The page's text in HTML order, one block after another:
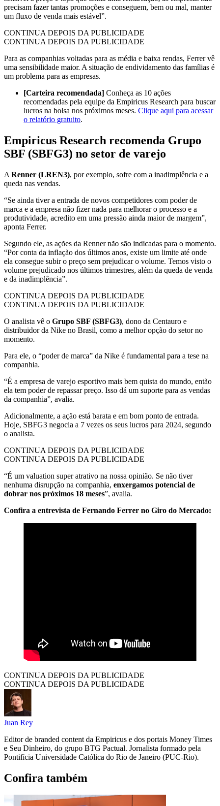
precisam fazer tantas promoções e conseguem, bem ou mal, manter
um fluxo de venda mais estável”.
CONTINUA DEPOIS DA PUBLICIDADE
CONTINUA DEPOIS DA PUBLICIDADE
Para as companhias voltadas para as média e baixa rendas, Ferrer vê
uma sensibilidade maior. A situação de endividamento das famílias é
um problema para as empresas.
[Carteira recomendada] Conheça as 10 ações
recomendadas pela equipe da Empiricus Research para buscar
lucros na bolsa nos próximos meses. Clique aqui para acessar
o relatório gratuito.
Empiricus Research recomenda Grupo
SBF (SBFG3) no setor de varejo
A Renner (LREN3), por exemplo, sofre com a inadimplência e a
queda nas vendas.
“Se ainda tiver a entrada de novos competidores com poder de
marca e a empresa não fizer nada para melhorar o processo e a
produtividade, acredito em uma pressão ainda maior de margem”,
aponta Ferrer.
Segundo ele, as ações da Renner não são indicadas para o momento.
“Por conta da inflação dos últimos anos, existe um limite até onde
ela consegue subir o preço sem prejudicar o volume. Temos visto o
volume prejudicado nos últimos trimestres, além da queda de venda
e da inadimplência”.
CONTINUA DEPOIS DA PUBLICIDADE
CONTINUA DEPOIS DA PUBLICIDADE
O analista vê o Grupo SBF (SBFG3), dono da Centauro e
distribuidor da Nike no Brasil, como a melhor opção do setor no
momento.
Para ele, o “poder de marca” da Nike é fundamental para a tese na
companhia.
“É a empresa de varejo esportivo mais bem quista do mundo, então
ela tem poder de repassar preço. Isso dá um suporte para as vendas
da companhia”, avalia.
Adicionalmente, a ação está barata e em bom ponto de entrada.
Hoje, SBFG3 negocia a 7 vezes os seus lucros para 2024, segundo
o analista.
CONTINUA DEPOIS DA PUBLICIDADE
CONTINUA DEPOIS DA PUBLICIDADE
“É um valuation super atrativo na nossa opinião. Se não tiver
nenhuma disrupção na companhia, enxergamos potencial de
dobrar nos próximos 18 meses”, avalia.
Confira a entrevista de Fernando Ferrer no Giro do Mercado:
CONTINUA DEPOIS DA PUBLICIDADE
CONTINUA DEPOIS DA PUBLICIDADE
Juan Rey
Editor de branded content da Empiricus e dos portais Money Times
e Seu Dinheiro, do grupo BTG Pactual. Jornalista formado pela
Pontifícia Universidade Católica do Rio de Janeiro (PUC-Rio).
Confira também